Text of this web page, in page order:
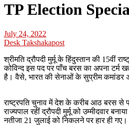
TP Election
July 24, 2022
Desk Takshakapost
श्रीमति द्रौपदी मुर्मू के हिंदुस्तान की 15वीं
कोविन्द इस पद पर पाँच बरस का अपना टर्म
है। वैसे, भारत की सेनाओं के सुप्रीम कमांडर
राष्ट्रपति चुनाव में देश के करीब आठ बरस से
राज्यपाल रहीं द्रौपदी मुर्मू को उम्मीदवार
नतीजा 21 जुलाई को निकलने पर हार ही गए।